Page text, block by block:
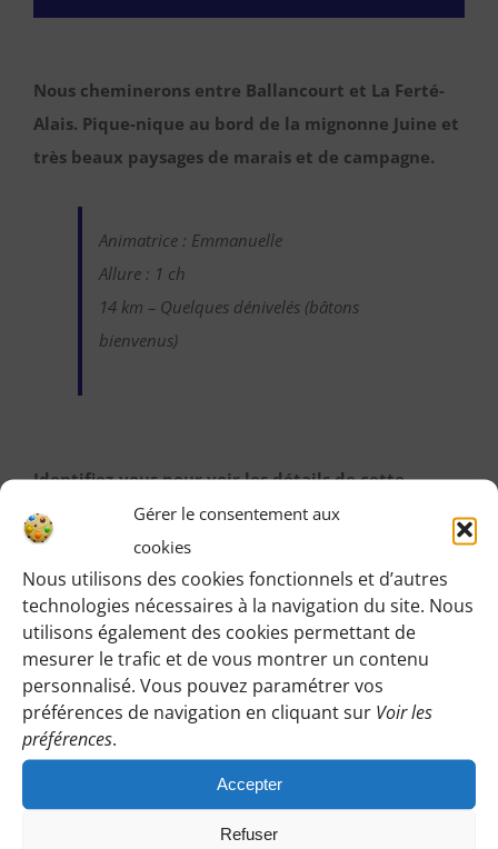
Gérer le consentement aux
cookies
Nous utilisons des cookies fonctionnels et d’autres
technologies nécessaires à la navigation du site. Nous
utilisons également des cookies permettant de
mesurer le trafic et de vous montrer un contenu
personnalisé. Vous pouvez paramétrer vos
préférences de navigation en cliquant sur Voir les
préférences.
Accepter
Refuser
Nous cheminerons entre Ballancourt et La Ferté-
Alais. Pique-nique au bord de la mignonne Juine et
très beaux paysages de marais et de campagne.
Animatrice : Emmanuelle
Allure : 1 ch
14 km – Quelques dénivelés (bâtons
bienvenus)
Identifiez-vous pour voir les détails de cette
randonnée
Une fois identifiée en tant qu’adhérente, vous pourrez
accéder ici à toutes les informations de rendez-vous,
horaires, lieux etc.
M’IDENTIFIER
Vous pouvez participer à une randonnée d’essai
sans engagement de votre part :